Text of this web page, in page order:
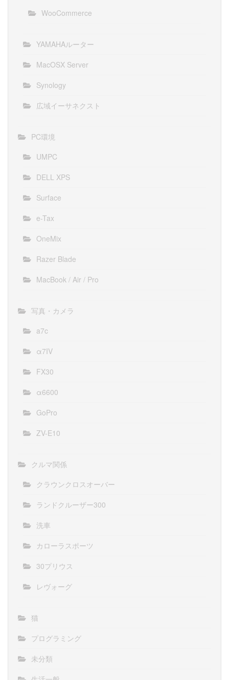
WooCommerce
YAMAHAルーター
MacOSX Server
Synology
広域イーサネクスト
PC環境
UMPC
DELL XPS
Surface
e-Tax
OneMix
Razer Blade
MacBook / Air / Pro
写真・カメラ
a7c
α7IV
FX30
α6600
GoPro
ZV-E10
クルマ関係
クラウンクロスオーバー
ランドクルーザー300
洗車
カローラスポーツ
30プリウス
レヴォーグ
猫
プログラミング
未分類